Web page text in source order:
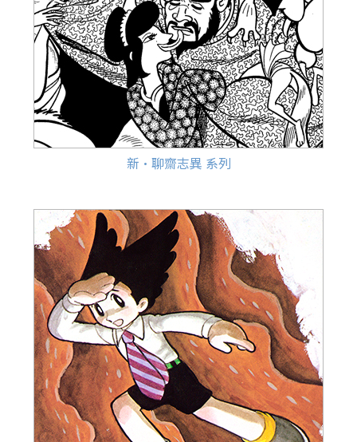
新·聊齋志異 系列